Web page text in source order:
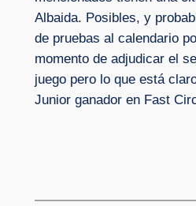
Albaida. Posibles, y
de pruebas al calendario
momento de adjudicar el
juego pero lo que está
Junior ganador en Fast